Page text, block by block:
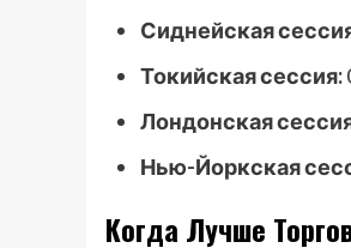
Сиднейская
Токийская сессия:
Лондонская
Нью-Йоркская
Когда Лучше